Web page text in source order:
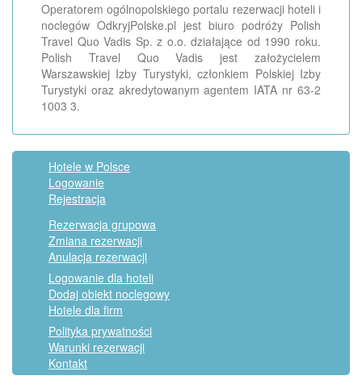
Operatorem ogólnopolskiego portalu rezerwacji hoteli i
noclegów OdkryjPolske.pl jest biuro podróży Polish
Travel Quo Vadis Sp. z o.o. działające od 1990 roku.
Polish Travel Quo Vadis jest założycielem
Warszawskiej Izby Turystyki, członkiem Polskiej Izby
Turystyki oraz akredytowanym agentem IATA nr 63-2
1003 3.
Hotele w Polsce
Logowanie
Rejestracja
Rezerwacja grupowa
Zmiana rezerwacji
Anulacja rezerwacji
Logowanie dla hoteli
Dodaj obiekt noclegowy
Hotele dla firm
Polityka prywatności
Warunki rezerwacji
Kontakt